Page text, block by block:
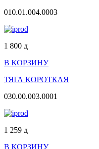
010.01.004.0003
1 800 д
В КОРЗИНУ
ТЯГА КОРОТКАЯ
030.00.003.0001
1 259 д
В КОРЗИНУ